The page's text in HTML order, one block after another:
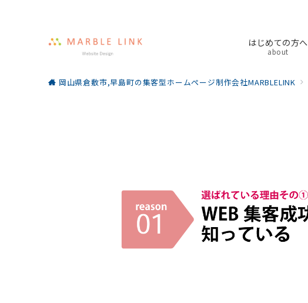
はじめての方へ
about
岡山県倉敷市,早島町の集客型ホームページ制作会社MARBLELINK